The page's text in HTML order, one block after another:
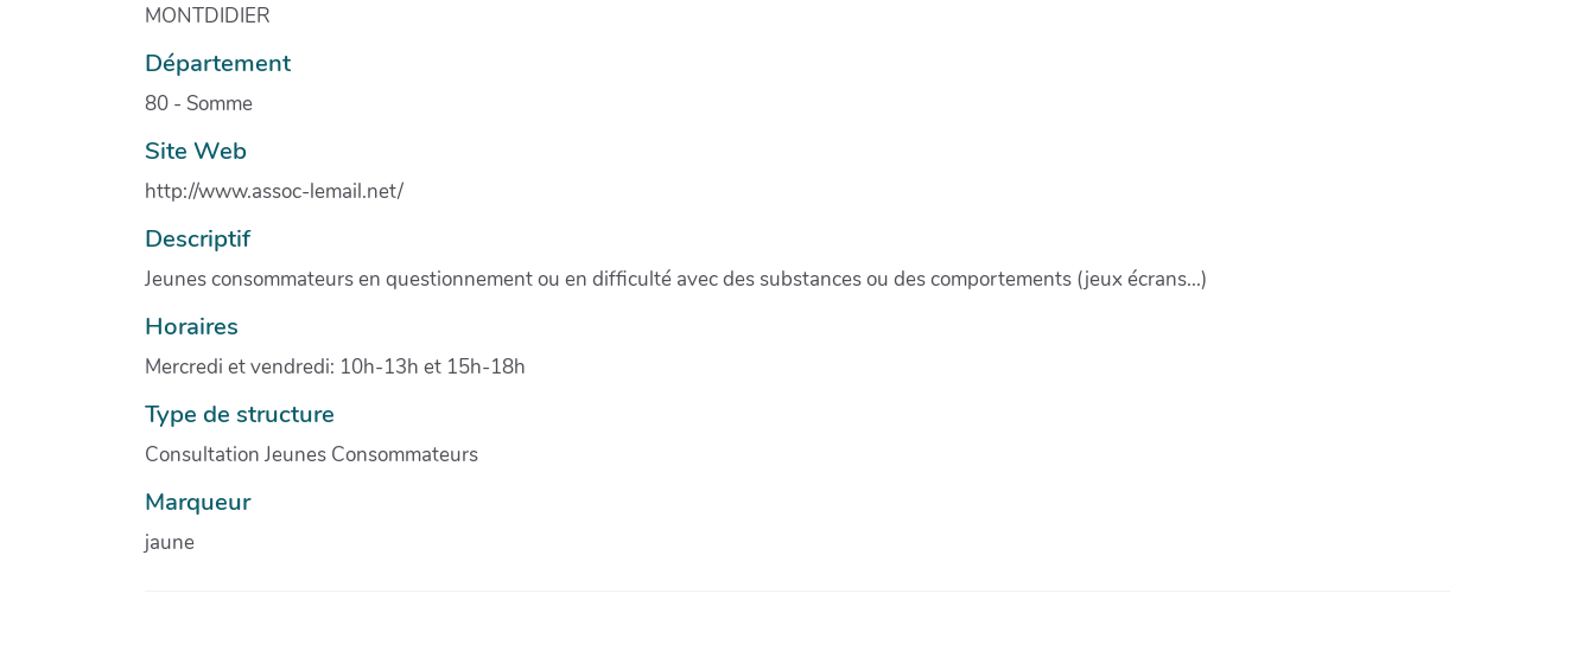
MONTDIDIER
Département
80 - Somme
Site Web
http://www.assoc-lemail.net/
Descriptif
Jeunes consommateurs en questionnement ou en difficulté avec des substances ou des comportements (jeux écrans...)
Horaires
Mercredi et vendredi: 10h-13h et 15h-18h
Type de structure
Consultation Jeunes Consommateurs
Marqueur
jaune